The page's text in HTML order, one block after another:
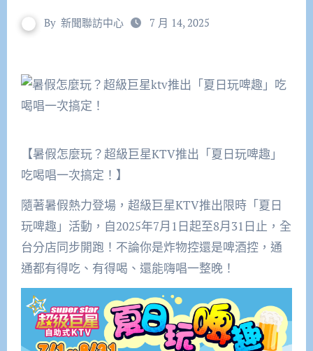
By 新聞聯訪中心 7 月 14, 2025
【暑假怎麼玩？超級巨星KTV推出「夏日玩啤趣」
吃喝唱一次搞定！】
隨著暑假熱力登場，超級巨星KTV推出限時「夏日
玩啤趣」活動，自2025年7月1日起至8月31日止，全
台分店同步開跑！不論你是炸物控還是啤酒控，通
通都有得吃、有得喝、還能嗨唱一整晚！